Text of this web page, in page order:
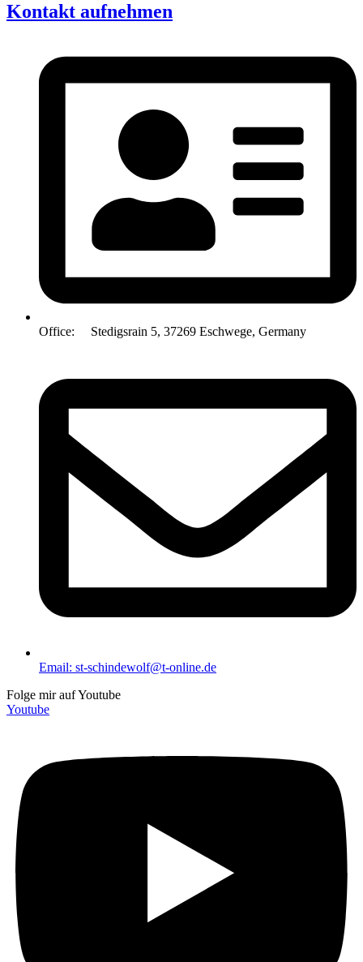
Kontakt aufnehmen
Office: Stedigsrain 5, 37269 Eschwege, Germany
Email: st-schindewolf@t-online.de
Folge mir auf Youtube
Youtube